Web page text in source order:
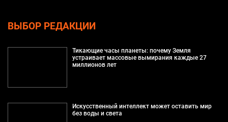
ВЫБОР РЕДАКЦИИ
Тикающие часы планеты: почему Земля
устраивает массовые вымирания каждые 27
миллионов лет
Искусственный интеллект может оставить мир
без воды и света